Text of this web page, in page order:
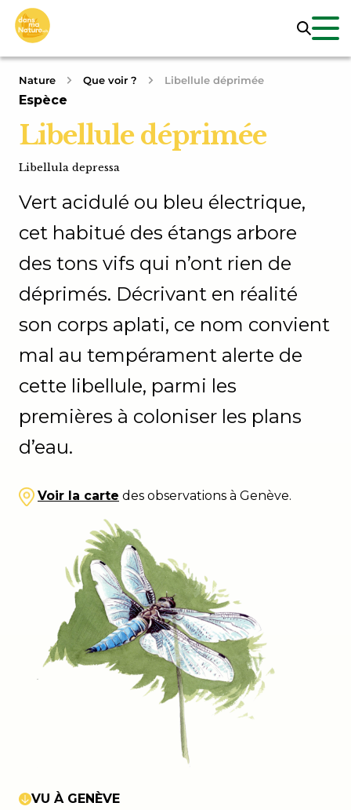
Nature Que voir ? Libellule déprimée
Espèce
Libellule déprimée
Libellula depressa
Vert acidulé ou bleu électrique,
cet habitué des étangs arbore
des tons vifs qui n’ont rien de
déprimés. Décrivant en réalité
son corps aplati, ce nom convient
mal au tempérament alerte de
cette libellule, parmi les
premières à coloniser les plans
d’eau.
Voir la carte des observations à Genève.
VU À GENÈVE